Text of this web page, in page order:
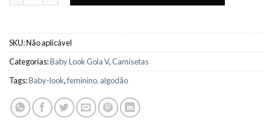
SKU:Não aplicável
Categorias:Baby Look Gola V,Camisetas
Tags:Baby-look,feminino. algodão